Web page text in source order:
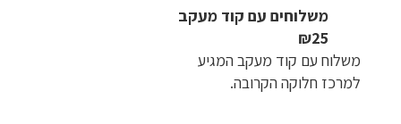
משלוחים עם קוד מעקב
₪25
משלוח​ עם קוד מעקב המגיע
למרכז חלוקה הקרובה.